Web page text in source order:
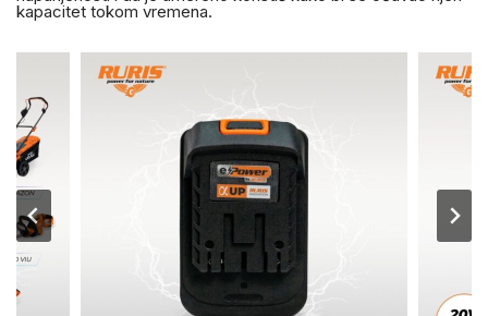
kapacitet tokom vremena.